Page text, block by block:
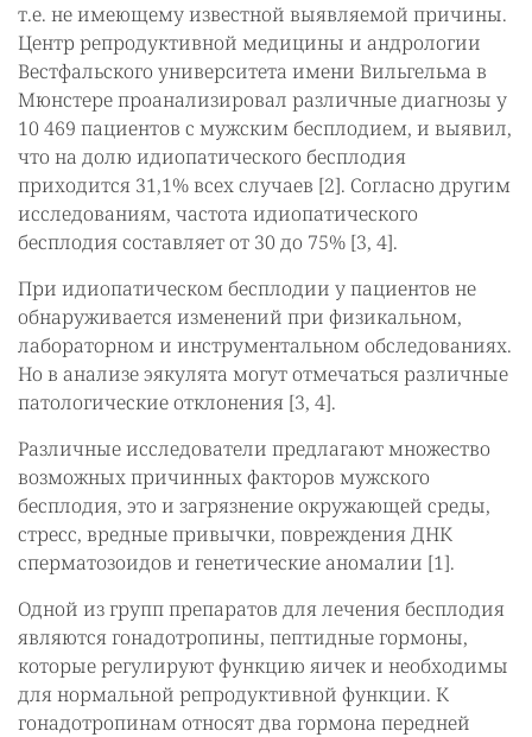
т.е. не имеющему известной выявляемой причины.
Центр репродуктивной медицины и андрологии
Вестфальского университета имени Вильгельма в
Мюнстере проанализировал различные диагнозы у
10 469 пациентов с мужским бесплодием, и выявил,
что на долю идиопатического бесплодия
приходится 31,1% всех случаев [2]. Согласно другим
исследованиям, частота идиопатического
бесплодия составляет от 30 до 75% [3, 4].
При идиопатическом бесплодии у пациентов не
обнаруживается изменений при физикальном,
лабораторном и инструментальном обследованиях.
Но в анализе эякулята могут отмечаться различные
патологические отклонения [3, 4].
Различные исследователи предлагают множество
возможных причинных факторов мужского
бесплодия, это и загрязнение окружающей среды,
стресс, вредные привычки, повреждения ДНК
сперматозоидов и генетические аномалии [1].
Одной из групп препаратов для лечения бесплодия
являются гонадотропины, пептидные гормоны,
которые регулируют функцию яичек и необходимы
для нормальной репродуктивной функции. К
гонадотропинам относят два гормона передней